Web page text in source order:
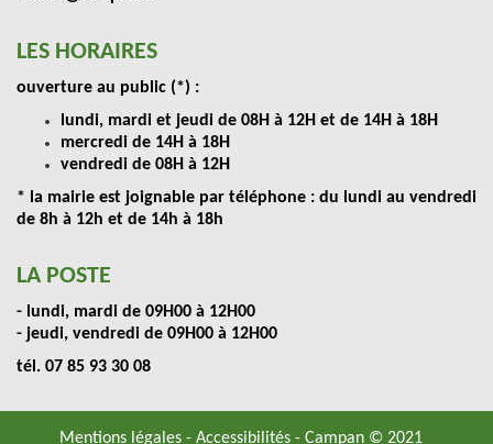
LES HORAIRES
ouverture au public (*) :
lundi, mardi et jeudi de 08H à 12H et de 14H à 18H
mercredi de 14H à 18H
vendredi de 08H à 12H
* la mairie est joignable par téléphone : du lundi au vendredi
de 8h à 12h et de 14h à 18h
LA POSTE
- lundi, mardi de 09H00 à 12H00
- jeudi, vendredi de 09H00 à 12H00
tél. 07 85 93 30 08
Mentions légales - Accessibilités - Campan © 2021